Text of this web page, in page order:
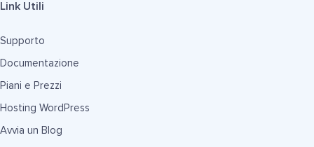
Link Utili
Supporto
Documentazione
Piani e Prezzi
Hosting WordPress
Avvia un Blog